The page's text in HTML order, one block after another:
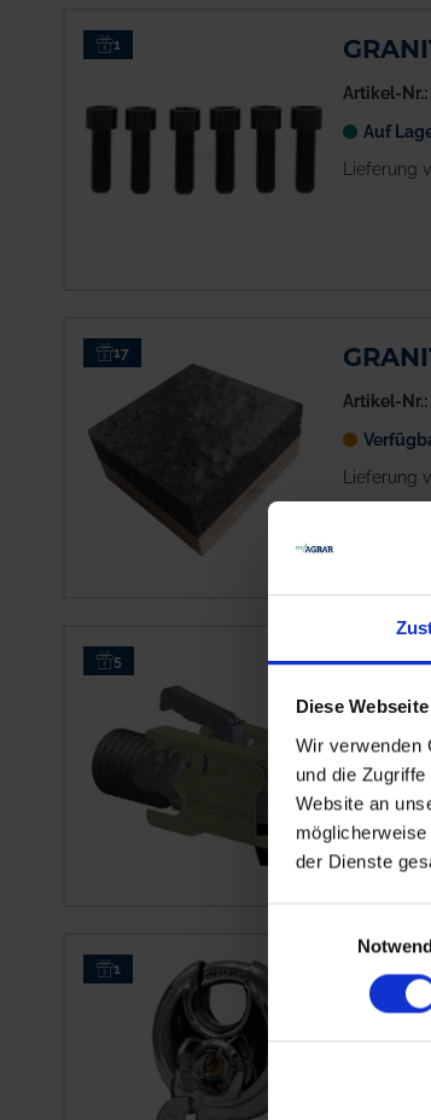
Diese
Wir verwenden
und die
Website an
der Dienste
1
Artikel-Nr.:
Auf
Lieferung
17
Artikel-Nr.:
Lieferung
5 ALBE
Artikel-Nr.:
Auf
Lieferung
1
Artikel-Nr.: